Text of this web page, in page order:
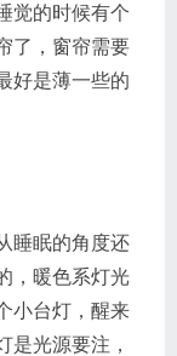
觉的时候有个
了，窗帘需要
好是薄一些的
眠的角度还
，暖色系灯光
小台灯，醒来
是光源要注，